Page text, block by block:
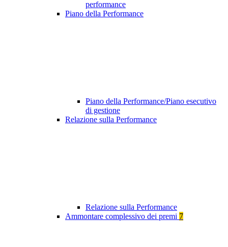
performance
Piano della Performance
Piano della Performance/Piano esecutivo
di gestione
Relazione sulla Performance
Relazione sulla Performance
Ammontare complessivo dei premi 7